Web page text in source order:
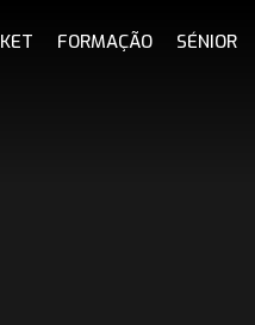
FORMAÇÃO SÉNIOR